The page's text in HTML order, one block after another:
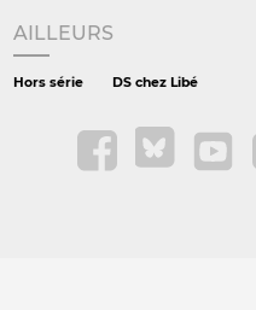
AILLEURS
Hors série DS chez Libé